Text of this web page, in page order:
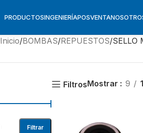
PRODUCTOSINGENIERÍAPOSVENTA
Inicio BOMBAS REPUESTOS SELLO
Filtrar
FiltrosMostrar 9